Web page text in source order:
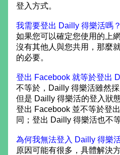
登入方式。
我需要登出 Dailly 得樂活嗎？
如果您可以確定您使用的上
沒有其他人與您共用，那麼
的必要。
登出 Facebook 就等於登出
不等於，Dailly 得樂活雖然
但是 Dailly 得樂活的登入狀
登出 Facebook 並不等於登
同；登出 Dailly 得樂活也不
為何我無法登入 Dailly 得樂
原因可能有很多，具體解決